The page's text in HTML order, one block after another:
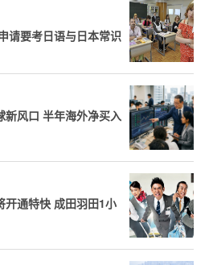
请要考日语与日本常识
新风口 半年海外净买入
开通特快 成田羽田1小